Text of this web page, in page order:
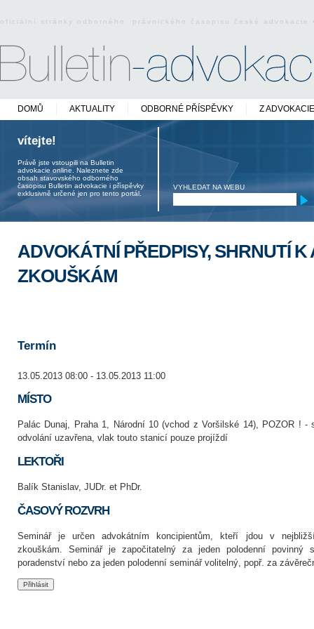
oficiální stránky odborného právnického časopisu české
DOMŮ AKTUALITY ODBORNÉ PŘÍSPĚVKY Z ADVOKACIE
vítejte!
Právě jste vstoupili na Bulletin
advokacie online. Naleznete zde
obsah stavovského odborného
časopisu Bulletin advokacie i příspěvky
exklusivně určené jen pro tento portál.
VYHLEDAT NA WEBU
ADVOKÁTNÍ PŘEDPISY, SHRNUTÍ
ZKOUŠKÁM
Termín
13.05.2013 08:00 - 13.05.2013 11:00
MÍSTO
Palác Dunaj, Praha 1, Národní 10 (vchod z Voršilské 14), POZOR ! -
odvolání uzavřena, vlak touto stanicí pouze projíždí
LEKTOŘI
Balík Stanislav, JUDr. et PhDr.
ČASOVÝ ROZVRH
Seminář je určen advokátním koncipientům, kteří jdou v
zkouškám. Seminář je započitatelný za jeden polodenní povinný
poradenství nebo za jeden polodenní seminář volitelný, popř. za